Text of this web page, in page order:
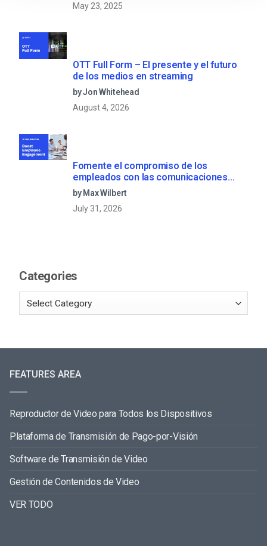
May 23, 2025
OTT Full Form – El presente y el futuro
de los medios en streaming
by Jon Whitehead
August 4, 2026
Fomente el compromiso de los
empleados con las comunicaciones
corporativas en directo
by Max Wilbert
July 31, 2026
Categories
FEATURES AREA
Reproductor de Video para Todos los Dispositivos
Plataforma de Transmisión de Pago-por-Visión
Software de Transmisión de Video
Gestión de Contenidos de Video
VER TODO